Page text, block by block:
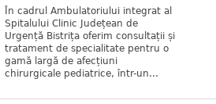
În cadrul Ambulatoriului integrat al
Spitalului Clinic Județean de
Urgență Bistrița oferim consultații și
tratament de specialitate pentru o
gamă largă de afecțiuni
chirurgicale pediatrice, într-un...